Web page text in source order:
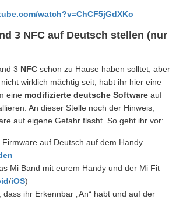
watch?v=ChCF5jGdXKo
3 NFC auf Deutsch stellen (nur
3 NFC schon zu Hause haben solltet, aber
wirklich mächtig seit, habt ihr hier eine
eine modifizierte deutsche Software auf
An dieser Stelle noch der Hinweis,
auf eigene Gefahr flasht. So geht ihr vor:
Firmware auf Deutsch auf dem Handy
Mi Band mit eurem Handy und der Mi Fit
/iOS)
dass ihr Erkennbar „An“ habt und auf der